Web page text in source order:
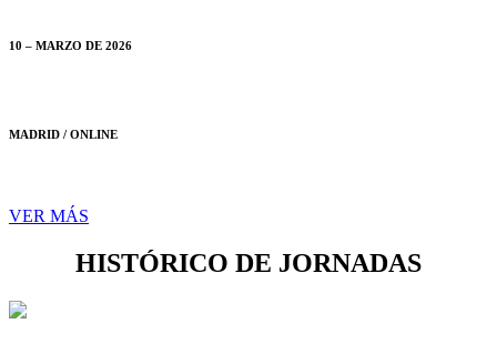
10 – MARZO DE 2026
MADRID / ONLINE
VER MÁS
HISTÓRICO DE JORNADAS